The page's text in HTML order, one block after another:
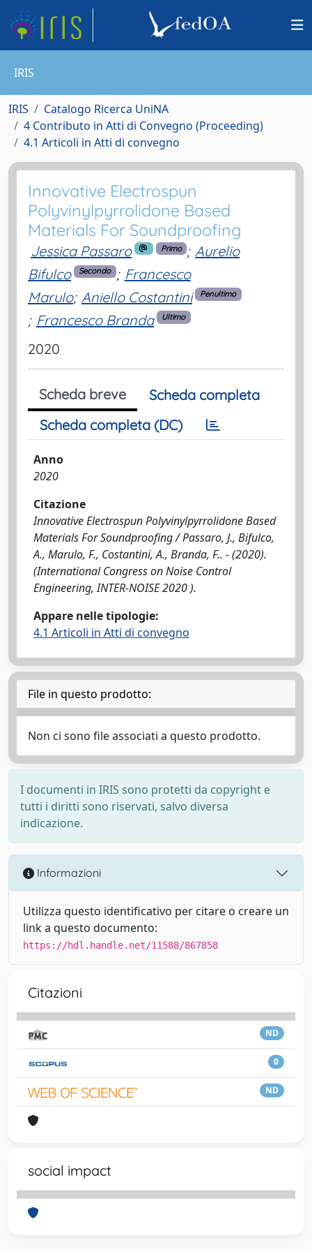
IRIS
IRIS
Catalogo Ricerca UniNA
4 Contributo in Atti di Convegno (Proceeding)
4.1 Articoli in Atti di convegno
Innovative Electrospun
Polyvinylpyrrolidone Based
Materials For Soundproofing
Jessica Passaro Primo ; Aurelio
Bifulco
Secondo ; Francesco
Marulo; Aniello Costantini Penultimo
; Francesco Branda Ultimo
2020
Scheda breve
Scheda completa
Scheda completa (DC)
Anno
2020
Citazione
Innovative Electrospun Polyvinylpyrrolidone Based
Materials For Soundproofing / Passaro, J., Bifulco,
A., Marulo, F., Costantini, A., Branda, F.. - (2020).
(International Congress on Noise Control
Engineering, INTER-NOISE 2020 ).
Appare nelle tipologie:
4.1 Articoli in Atti di convegno
File in questo prodotto:
Non ci sono file associati a questo prodotto.
I documenti in IRIS sono protetti da copyright e
tutti i diritti sono riservati, salvo diversa
indicazione.
Informazioni
Utilizza questo identificativo per citare o creare un
link a questo documento:
https://hdl.handle.net/11588/867858
Citazioni
ND
0
ND
social impact